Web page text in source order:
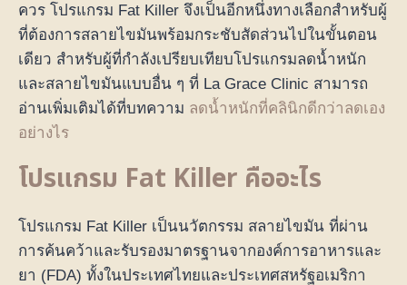
ควร โปรแกรม Fat Killer จึงเป็นอีกหนึ่งทางเลือกสำหรับผู้
ที่ต้องการสลายไขมันพร้อมกระชับสัดส่วนไปในขั้นตอน
เดียว สำหรับผู้ที่กำลังเปรียบเทียบโปรแกรมลดน้ำหนัก
และสลายไขมันแบบอื่น ๆ ที่ La Grace Clinic สามารถ
อ่านเพิ่มเติมได้ที่บทความ ลดน้ำหนักที่คลินิกดีกว่าลดเอง
อย่างไร
โปรแกรม Fat Killer คืออะไร
โปรแกรม Fat Killer เป็นนวัตกรรม สลายไขมัน ที่ผ่าน
การค้นคว้าและรับรองมาตรฐานจากองค์การอาหารและ
ยา (FDA) ทั้งในประเทศไทยและประเทศสหรัฐอเมริกา